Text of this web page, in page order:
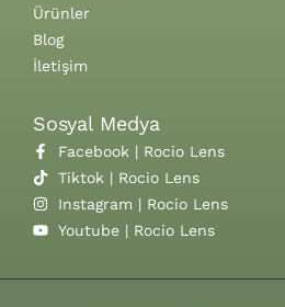
Ürünler
Blog
İletişim
Sosyal Medya
Facebook | Rocio Lens
Tiktok | Rocio Lens
Instagram | Rocio Lens
Youtube | Rocio Lens